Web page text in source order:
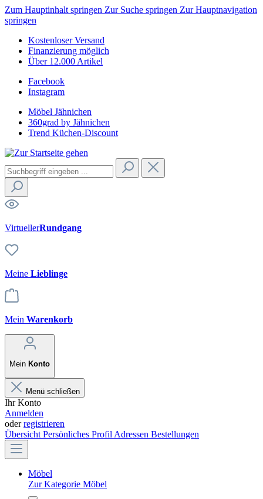
Zum Hauptinhalt springen Zur Suche springen Zur Hauptnavigation
springen
Kostenloser Versand
Finanzierung möglich
Über 12.000 Artikel
Facebook
Instagram
Möbel Jähnichen
360grad by Jähnichen
Trend Küchen-Discount
VirtuellerRundgang
Meine Lieblinge
Mein Warenkorb
Mein Konto
Menü schließen
Ihr Konto
Anmelden
oderregistrieren
Übersicht Persönliches Profil Adressen Bestellungen
Möbel
Zur Kategorie Möbel